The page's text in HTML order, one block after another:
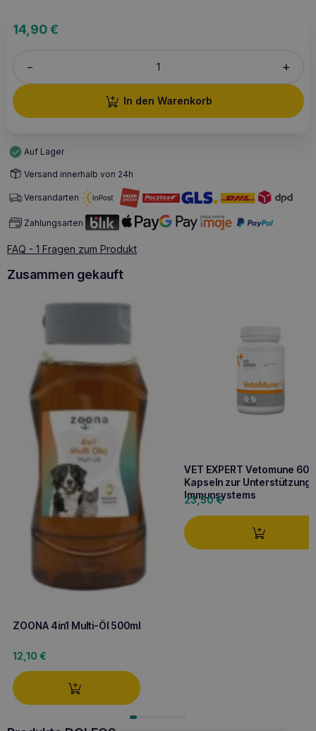
14,90€
– +
In den Warenkorb
Auf Lager
Versand innerhalb von 24h
Versandarten
Zahlungsarten
FAQ - 1 Fragen zum Produkt
Zusammen gekauft
ZOONA 4in1 Multi-Öl 500ml
12,10 €
VET EXPERT Vetomune 60
Kapseln zur Unterstützung
Immunsystems
23,50€